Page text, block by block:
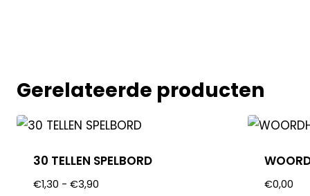
Gerelateerde producten
30 TELLEN SPELBORD
€1,30 - €3,90 €0,00